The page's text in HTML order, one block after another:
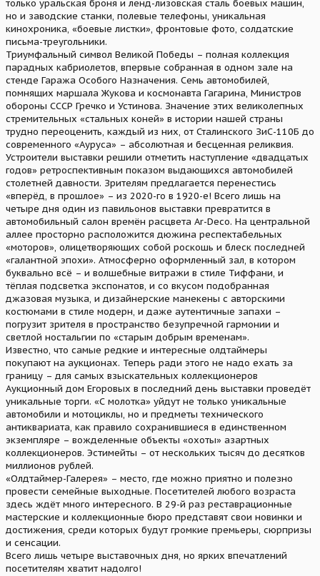
только уральская броня и ленд-лизовская сталь боевых машин,
но и заводские станки, полевые телефоны, уникальная
кинохроника, «боевые листки», фронтовые фото, солдатские
письма-треугольники.
Триумфальный символ Великой Победы – полная коллекция
парадных кабриолетов, впервые собранная в одном зале на
стенде Гаража Особого Назначения. Семь автомобилей,
помнящих маршала Жукова и космонавта Гагарина, Министров
обороны СССР Гречко и Устинова. Значение этих великолепных
стремительных «стальных коней» в истории нашей страны
трудно переоценить, каждый из них, от Сталинского ЗиС-110Б до
современного «Ауруса» – абсолютная и бесценная реликвия.
Устроители выставки решили отметить наступление «двадцатых
годов» ретроспективным показом выдающихся автомобилей
столетней давности. Зрителям предлагается перенестись
«вперёд, в прошлое» – из 2020-го в 1920-е! Всего лишь на
четыре дня один из павильонов выставки превратится в
автомобильный салон времён расцвета Ar-Deco. На центральной
аллее просторно расположится дюжина респектабельных
«моторов», олицетворяющих собой роскошь и блеск последней
«галантной эпохи». Атмосферно оформленный зал, в котором
буквально всё – и волшебные витражи в стиле Тиффани, и
тёплая подсветка экспонатов, и со вкусом подобранная
джазовая музыка, и дизайнерские манекены с авторскими
костюмами в стиле модерн, и даже аутентичные запахи –
погрузит зрителя в пространство безупречной гармонии и
светлой ностальгии по «старым добрым временам».
Известно, что самые редкие и интересные олдтаймеры
покупают на аукционах. Теперь ради этого не надо ехать за
границу – для самых взыскательных коллекционеров
Аукционный дом Егоровых в последний день выставки проведёт
уникальные торги. «С молотка» уйдут не только уникальные
автомобили и мотоциклы, но и предметы технического
антиквариата, как правило сохранившиеся в единственном
экземпляре – вожделенные объекты «охоты» азартных
коллекционеров. Эстимейты – от нескольких тысяч до десятков
миллионов рублей.
«Олдтаймер-Галерея» – место, где можно приятно и полезно
провести семейные выходные. Посетителей любого возраста
здесь ждёт много интересного. В 29-й раз реставрационные
мастерские и коллекционные бюро представят свои новинки и
достижения, среди которых будут громкие премьеры, сюрпризы
и сенсации.
Всего лишь четыре выставочных дня, но ярких впечатлений
посетителям хватит надолго!